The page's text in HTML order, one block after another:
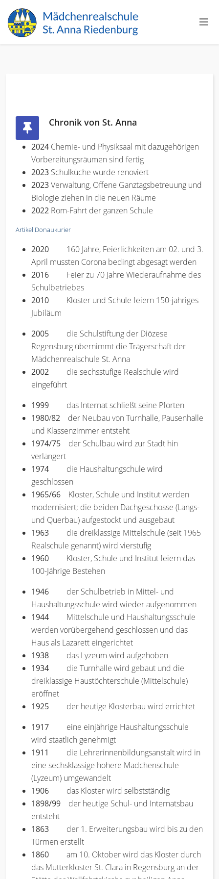
Chronik von St. Anna
2024 Chemie- und Physiksaal mit dazugehörigen
Vorbereitungsräumen sind fertig
2023 Schulküche wurde renoviert
2023Verwaltung, Offene Ganztagsbetreuung und
Biologie ziehen in die neuen Räume
2022 Rom-Fahrt der ganzen Schule
Artikel Donaukurier
2020
160 Jahre, Feierlichkeiten am 02. und 3.
April mussten Corona bedingt abgesagt werden
2016 Feier zu 70 Jahre Wiederaufnahme des
Schulbetriebes
2010 Kloster und Schule feiern 150-jähriges
Jubiläum
2005 die Schulstiftung der Diözese
Regensburg übernimmt die Trägerschaft der
Mädchenrealschule St. Anna
2002 die sechsstufige Realschule wird
eingeführt
1999 das Internat schließt seine Pforten
1980/82 der Neubau von Turnhalle, Pausenhalle
und Klassenzimmer entsteht
1974/75 der Schulbau wird zur Stadt hin
verlängert
1974 die Haushaltungschule wird
geschlossen
1965/66 Kloster, Schule und Institut werden
modernisiert; die beiden Dachgeschosse (Längs-
und Querbau) aufgestockt und ausgebaut
1963 die dreiklassige Mittelschule (seit 1965
Realschule genannt) wird vierstufig
1960 Kloster, Schule und Institut feiern das
100-Jährige Bestehen
1946 der Schulbetrieb in Mittel- und
Haushaltungsschule wird wieder aufgenommen
1944 Mittelschule und Haushaltungsschule
werden vorübergehend geschlossen und das
Haus als Lazarett eingerichtet
1938 das Lyzeum wird aufgehoben
1934 die Turnhalle wird gebaut und die
dreiklassige Haustöchterschule (Mittelschule)
eröffnet
1925 der heutige Klosterbau wird errichtet
1917 eine einjährige Haushaltungsschule
wird staatlich genehmigt
1911 die Lehrerinnenbildungsanstalt wird in
eine sechsklassige höhere Mädchenschule
(Lyzeum) umgewandelt
1906 das Kloster wird selbstständig
1898/99 der heutige Schul- und Internatsbau
entsteht
1863 der 1. Erweiterungsbau wird bis zu den
Türmen erstellt
1860
am 10. Oktober wird das Kloster durch
das Mutterkloster St. Clara in Regensburg an der